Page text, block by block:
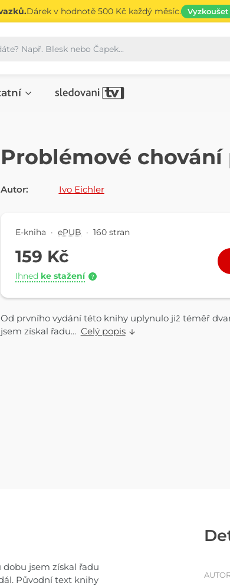
Dárek v hodnotě 500 Kč každý měsíc. Vyzkoušet
E-KNIHA
Problémové chování
Autor: Ivo Eichler
E-kniha · ePUB · 160 stran
159 Kč
Ihned ke stažení ?
Od prvního vydání této knihy uplynulo již téměř
jsem získal řadu... Celý popis
jsem získal řadu
Původní text knihy